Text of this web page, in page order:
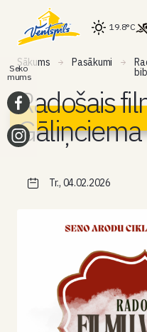
19.8°C
Sākums Pasākumi
Radošais
Tr., 04.02.2026
Seko
mums